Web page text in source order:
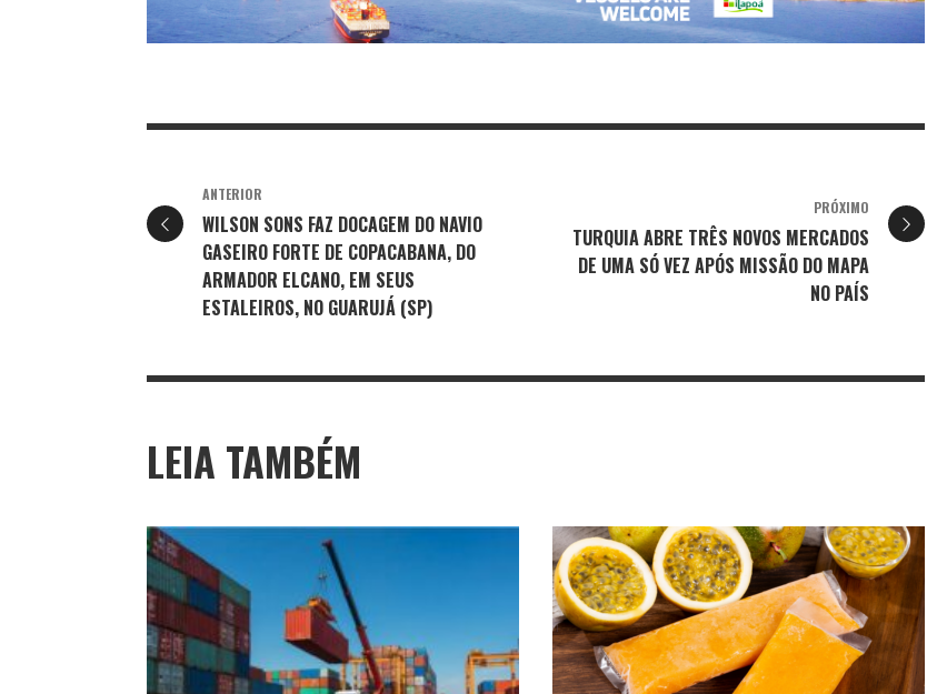
ANTERIOR
WILSON SONS FAZ DOCAGEM DO NAVIO
GASEIRO FORTE DE COPACABANA, DO
ARMADOR ELCANO, EM SEUS
ESTALEIROS, NO GUARUJÁ (SP)
PRÓXIMO
TURQUIA ABRE TRÊS NOVOS MERCADOS
DE UMA SÓ VEZ APÓS MISSÃO DO MAPA
NO PAÍS
LEIA TAMBÉM